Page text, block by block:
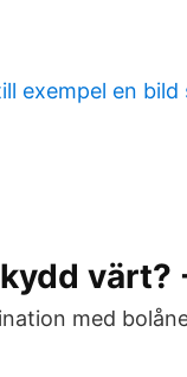
exempel en bild
värt?
med